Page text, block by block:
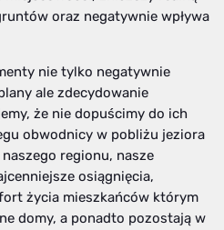
oraz negatywnie wpływa
nie tylko negatywnie
ale zdecydowanie
że nie dopuścimy do ich
obwodnicy w pobliżu jeziora
regionu, nasze
osiągnięcia,
życia mieszkańców którym
domy, a ponadto pozostają w